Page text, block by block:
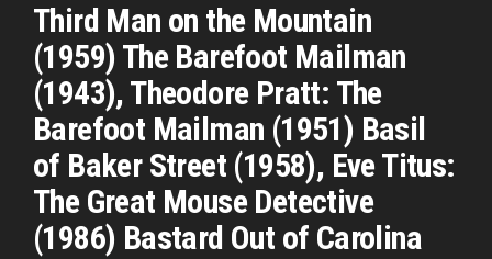
Third Man on the Mountain
(1959) The Barefoot Mailman
(1943), Theodore Pratt: The
Barefoot Mailman (1951) Basil
of Baker Street (1958), Eve Titus:
The Great Mouse Detective
(1986) Bastard Out of Carolina